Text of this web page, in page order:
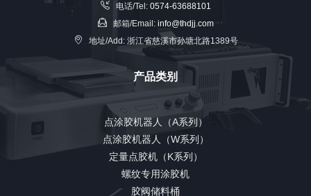
电话/Tel: 0574-63688101
邮箱/Email: info@thdjj.com
地址/Add: 浙江省慈溪市孙塘北路1389号
产品类别
点涂胶机器人（A系列）
点涂胶机器人（W系列）
定量点胶机（K系列）
螺纹专用涂胶机
胶阀储料桶